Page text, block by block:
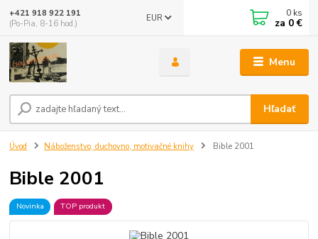
Menu
EUR
Hľadať
+421 918 922 191
(Po-Pia, 8-16 hod.)
0 ks
za 0 €
Úvod Náboženstvo, duchovno, motivačné knihy Bible 2001
Bible 2001
Novinka TOP produkt